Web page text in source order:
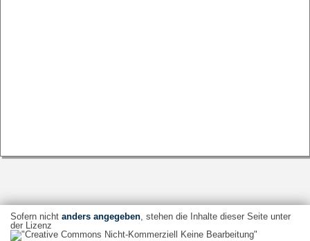
Sofern nicht anders angegeben, stehen die Inhalte dieser Seite unter
der Lizenz